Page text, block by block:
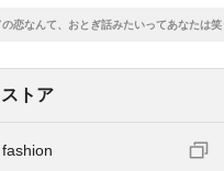
の恋なんて、おとぎ話みたいってあなたは笑
トア